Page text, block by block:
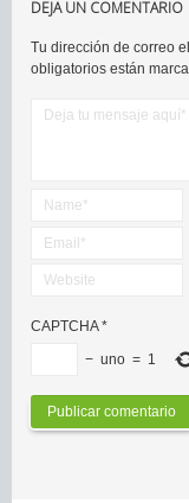
DEJA UN COMENTARIO
Tu dirección de correo
obligatorios están
CAPTCHA*
− uno = 1